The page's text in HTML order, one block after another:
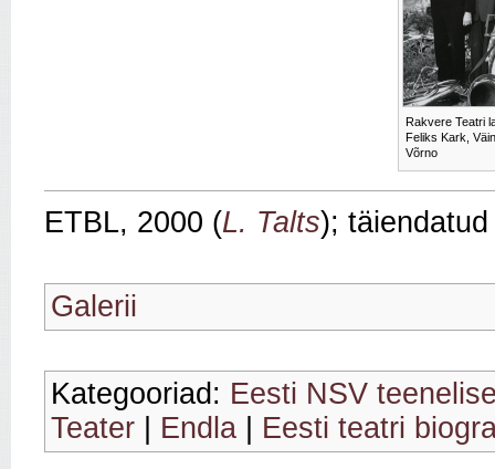
Rakvere Teatri
Feliks Kark,
Võrno
ETBL, 2000 (L. Talts);
Galerii
Kategooriad: Eesti NSV
Teater
Endla Eesti teatri